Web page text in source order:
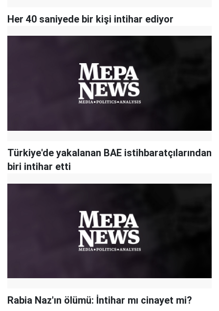
Her 40 saniyede bir kişi intihar ediyor
Türkiye'de yakalanan BAE istihbaratçılarından
biri intihar etti
Rabia Naz'ın ölümü: İntihar mı cinayet mi?